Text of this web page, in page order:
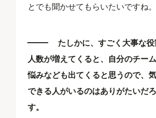
とでも聞かせてもらいたいですね。
たしかに、すごく大事な役
人数が増えてくると、自分のチー
悩みなども出てくると思うので、
できる人がいるのはありがたいだ
す。